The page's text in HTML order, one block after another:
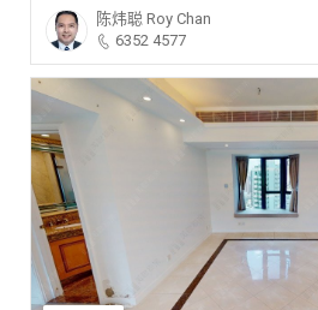
陈炜聪 Roy Chan
6352 4577